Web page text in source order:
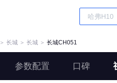
＞ 长城 ＞ 长城 ＞ 长城CH051
参数配置 口碑